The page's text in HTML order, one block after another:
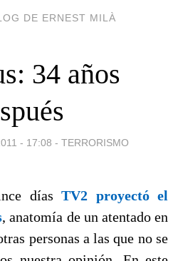
DE ERNEST MILÀ
34 años
- 17:08 - TERRORISMO
días TV2 proyectó el
, anatomía de un atentado en
personas a las que no se